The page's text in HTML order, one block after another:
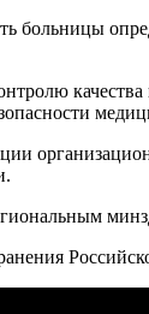
больницы